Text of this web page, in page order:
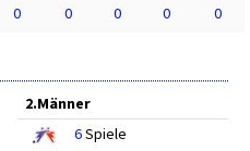
0 0 0 0 0
2.Männer
6Spiele